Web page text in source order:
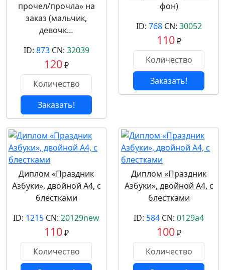
прочел/прочла» на
заказ (мальчик,
девочк…
ID: 873CN: 32039
120₽
Заказать!
фон)
ID: 768CN: 30052
110₽
Заказать!
Диплом «Праздник
Азбуки», двойной А4, с
блестками
ID: 1215 CN: 20129new
110₽
Диплом «Праздник
Азбуки», двойной А4, с
блестками
ID: 584 CN: 0129a4
100₽